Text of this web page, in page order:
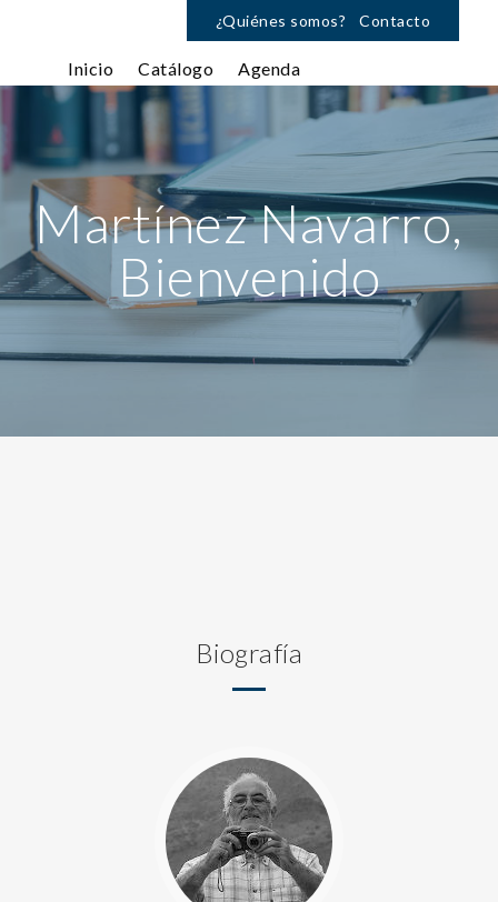
¿Quiénes somos? Contacto
Inicio Catálogo Agenda
Martínez Navarro,
Bienvenido
Biografía